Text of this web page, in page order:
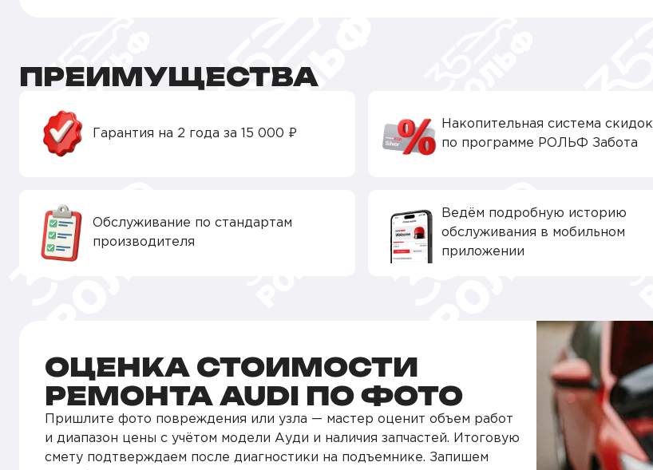
ПРЕИМУЩЕСТВА
Гарантия на 2 года за 15 000 ₽
Накопительная система скидок
по программе РОЛЬФ Забота
Обслуживание по стандартам
производителя
Ведём подробную историю
обслуживания в мобильном
приложении
ОЦЕНКА СТОИМОСТИ
РЕМОНТА AUDI ПО ФОТО
Пришлите фото повреждения или узла — мастер оценит объем работ
и диапазон цены с учётом модели Ауди и наличия запчастей. Итоговую
смету подтверждаем после диагностики на подъемнике. Запишем